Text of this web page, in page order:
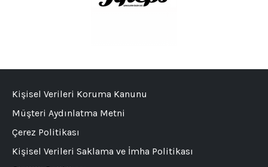
Kişisel Verileri Koruma Kanunu
Müşteri Aydınlatma Metni
Çerez Politikası
Kişisel Verileri Saklama ve İmha Politikası